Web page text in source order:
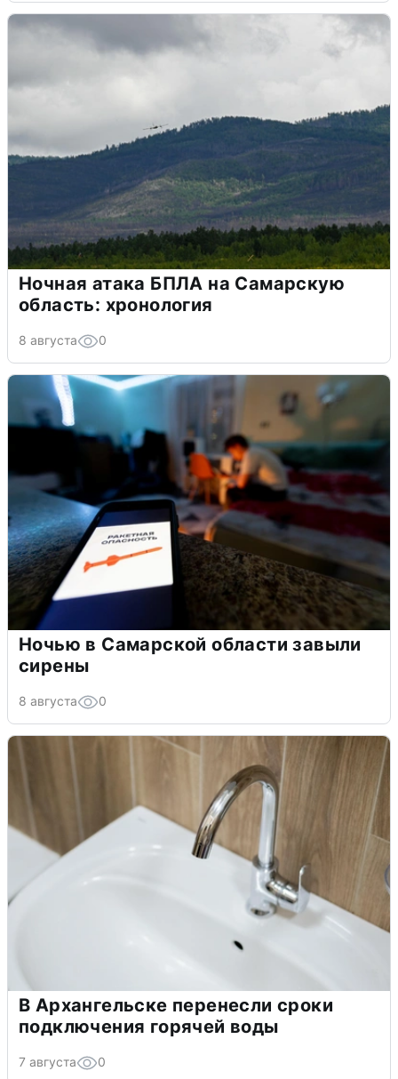
Ночная атака БПЛА на Самарскую
область: хронология
8 августа 0
Ночью в Самарской области завыли
сирены
8 августа 0
В Архангельске перенесли сроки
подключения горячей воды
7 августа 0